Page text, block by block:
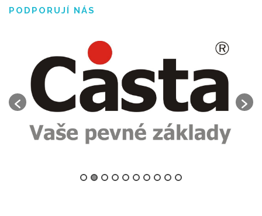
PODPORUJÍ NÁS